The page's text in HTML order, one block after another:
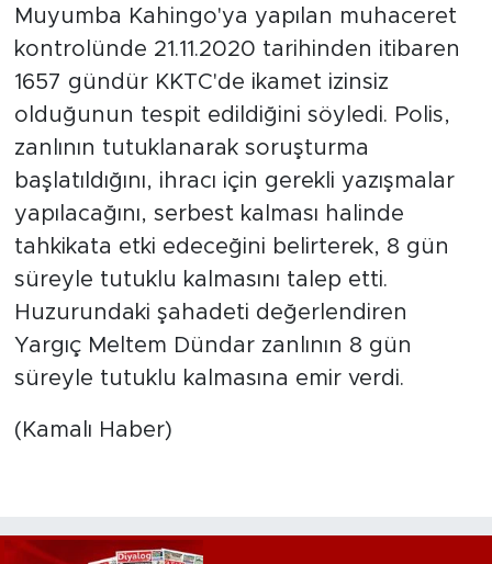
Muyumba Kahingo'ya yapılan muhaceret
kontrolünde 21.11.2020 tarihinden itibaren
1657 gündür KKTC'de ikamet izinsiz
olduğunun tespit edildiğini söyledi. Polis,
zanlının tutuklanarak soruşturma
başlatıldığını, ihracı için gerekli yazışmalar
yapılacağını, serbest kalması halinde
tahkikata etki edeceğini belirterek, 8 gün
süreyle tutuklu kalmasını talep etti.
Huzurundaki şahadeti değerlendiren
Yargıç Meltem Dündar zanlının 8 gün
süreyle tutuklu kalmasına emir verdi.
(Kamalı Haber)